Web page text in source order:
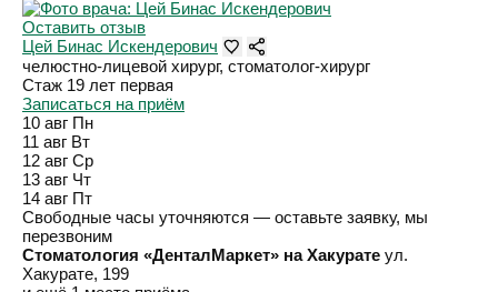
Оставить отзыв
Цей Бинас Искендерович
челюстно-лицевой хирург, стоматолог-хирург
Стаж 19 лет первая
Записаться на приём
10 авг Пн
11 авг Вт
12 авг Ср
13 авг Чт
14 авг Пт
Свободные часы уточняются — оставьте заявку, мы
перезвоним
Стоматология «ДенталМаркет» на Хакурате ул.
Хакурате, 199